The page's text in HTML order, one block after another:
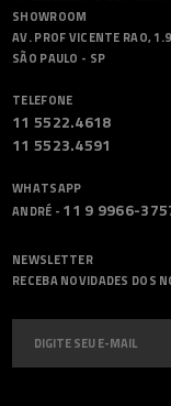
SHOWROOM
AV. PROF VICENTE RAO,
SÃO PAULO - SP
TELEFONE
11 5522.4618
11 5523.4591
WHATSAPP
ANDRÉ - 11 9 9966-
NEWSLETTER
RECEBA NOVIDADES DOS